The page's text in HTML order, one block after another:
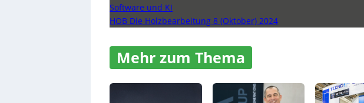
Software und KI
HOB Die Holzbearbeitung 8 (Oktober) 2024
Mehr zum Thema